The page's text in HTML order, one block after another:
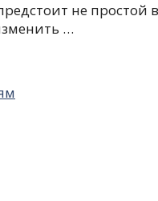
не простой
…